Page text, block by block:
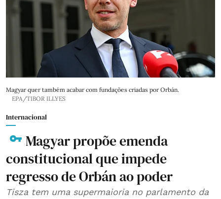
Magyar quer também acabar com fundações criadas por Orbán.
EPA/TIBOR ILLYES
Internacional
Magyar propõe emenda
constitucional que impede
regresso de Orbán ao poder
Tisza tem uma supermaioria no parlamento da